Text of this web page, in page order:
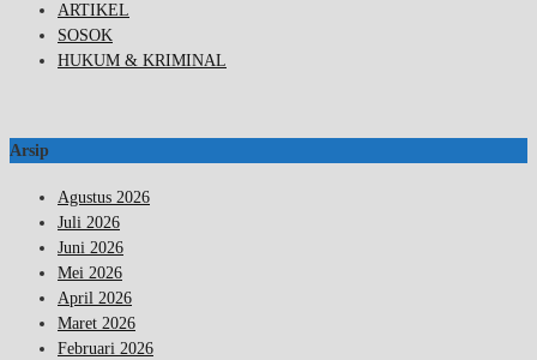
ARTIKEL
SOSOK
HUKUM & KRIMINAL
Arsip
Agustus 2026
Juli 2026
Juni 2026
Mei 2026
April 2026
Maret 2026
Februari 2026